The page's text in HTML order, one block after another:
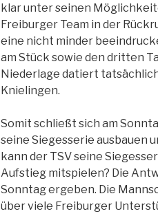
klar unter seinen
Freiburger Team in der
eine nicht minder
am Stück sowie den dritten
Niederlage datiert tatsächlich
Knielingen.
Somit schließt sich am
seine Siegesserie ausbauen
kann der TSV seine
Aufstieg mitspielen? Die
Sonntag ergeben. Die
über viele Freiburger